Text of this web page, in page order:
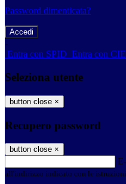
Password dimenticata?
-
Entra con SPID Entra con CIE
Seleziona utente
button close ×
Recupero password
button close ×
all'indirizzo indicato con le istruzioni